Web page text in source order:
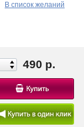
В список желаний
490 р.